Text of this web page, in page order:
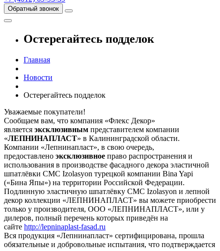
Обратный звонок
Остерегайтесь подделок
Главная
Новости
Остерегайтесь подделок
Уважаемые покупатели!
Сообщаем вам, что компания «Флекс Декор»
является эксклюзивным представителем компании
«ЛЕПНИНАПЛАСТ» в Калининградской области.
Компании «Лепнинапласт», в свою очередь,
предоставлено эксклюзивное право распространения и
использования в производстве фасадного декора эластичной
шпатлёвки CMC Izolasyon турецкой компании Bina Yapi
(«Бина Япы») на территории Российской Федерации.
Подлинную эластичную шпатлёвку CMC Izolasyon и лепной
декор коллекции «ЛЕПНИНАПЛАСТ» вы можете приобрести
только у производителя, ООО «ЛЕПНИНАПЛАСТ», или у
дилеров, полный перечень которых приведён на
сайте http://lepninaplast-fasad.ru
Вся продукция «Лепнинапласт» сертифицирована, прошла
обязательные и добровольные испытания, что подтверждается